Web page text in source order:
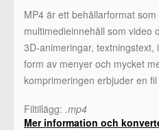
MP4 är ett behållarformat
multimedieinnehåll som video
3D-animeringar,
form av menyer och mycket
komprimeringen erbjuder en
Filtillägg: .mp4
Mer information och